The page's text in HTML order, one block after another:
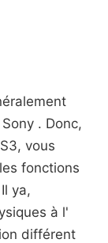
. Donc,
vous
fonctions
ya,
à l'
différent